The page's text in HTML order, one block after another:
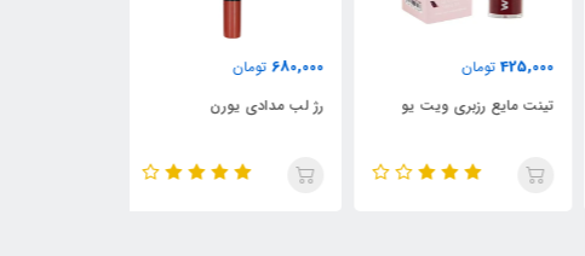
425,000 تومان
تینت مایع رزبری ویت یو
680,000 تومان
رژ لب مدادی یورن